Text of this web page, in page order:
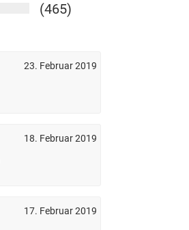
(465)
23. Februar 2019
18. Februar 2019
17. Februar 2019